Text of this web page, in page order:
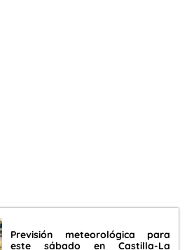
Previsión meteorológica para
este sábado en Castilla-La